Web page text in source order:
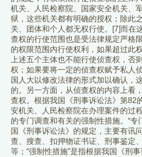
机关、人民检察院、国家安全机关、
狱，这些机关都有明确的授权；除此
关、团体和个人都无权行使。[7]而在
查权的行使范围也是受法律规定严格
的权限范围内行使权利，如果超过此
上述五个主体也不能行使侦查权，否
权；如果要将一定的侦查权赋予私人
国人大以修改法律的形式加以确认，
的。另一方面，从侦查权的内容上看
查权。根据我国《刑事诉讼法》第82
安机关、人民检察院在办理案件的过
的专门调查和有关的强制性措施。“专
国《刑事诉讼法》的规定，主要有讯
查、搜查、扣押物证书证、刑事鉴定
等；“强制性措施”是指根据我国《刑